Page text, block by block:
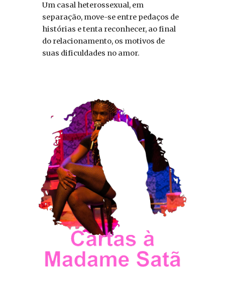
Um casal heterossexual, em
separação, move-se entre pedaços de
histórias e tenta reconhecer, ao final
do relacionamento, os motivos de
suas dificuldades no amor.